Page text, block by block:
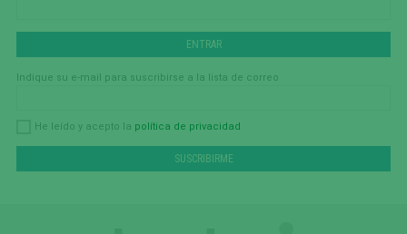
Indique su e-mail para suscribirse a la lista de correo
He leído y acepto la política de privacidad